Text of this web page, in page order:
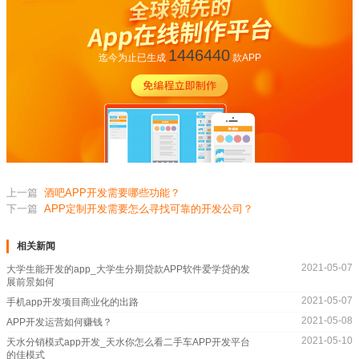
迄今为止已生成 1446440款APP
上一篇 酒吧APP开发需要哪些功能？
下一篇 APP定制开发需要怎么寻找可靠的开发公司？
相关新闻
大学生能开发的app_大学生分期贷款APP软件爱学贷的发
展前景如何
2021-05-07
手机app开发项目商业化的出路
2021-05-07
APP开发运营如何赚钱？
2021-05-08
天水分销模式app开发_天水你怎么看二手车APP开发平台
的佳模式
2021-05-10